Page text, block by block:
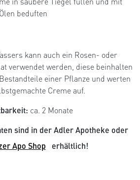
beduften
kann auch ein Rosen- oder
verwendet werden, diese beinhalten
einer Pflanze und werten
Creme auf.
ca. 2 Monate
sind in der Adler Apotheke oder
Apo Shop erhältlich!